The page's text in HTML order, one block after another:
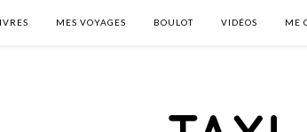
MES VOYAGES BOULOT VIDÉOS ME